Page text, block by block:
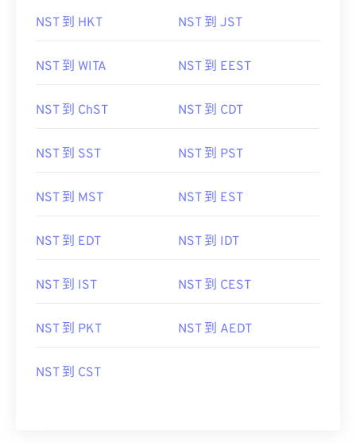
NST 到 HKT NST 到 JST
NST 到 WITA NST 到 EEST
NST 到 ChST NST 到 CDT
NST 到 SST NST 到 PST
NST 到 MST NST 到 EST
NST 到 EDT NST 到 IDT
NST 到 IST NST 到 CEST
NST 到 PKT NST 到 AEDT
NST 到 CST